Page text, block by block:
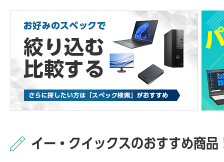
イー・クイックスのおすすめ商品